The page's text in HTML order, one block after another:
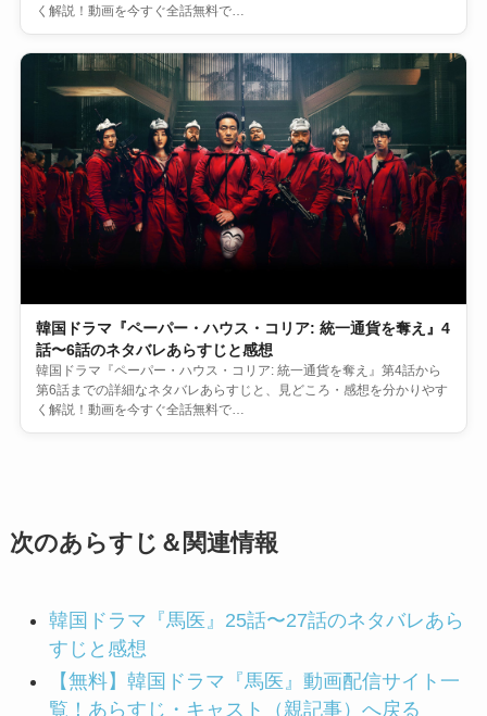
く解説！動画を今すぐ全話無料で…
韓国ドラマ『ペーパー・ハウス・コリア: 統一通貨を奪え』4
話〜6話のネタバレあらすじと感想
韓国ドラマ『ペーパー・ハウス・コリア: 統一通貨を奪え』第4話から
第6話までの詳細なネタバレあらすじと、見どころ・感想を分かりやす
く解説！動画を今すぐ全話無料で…
次のあらすじ＆関連情報
韓国ドラマ『馬医』25話〜27話のネタバレあら
すじと感想
【無料】韓国ドラマ『馬医』動画配信サイト一
覧！あらすじ・キャスト（親記事）へ戻る